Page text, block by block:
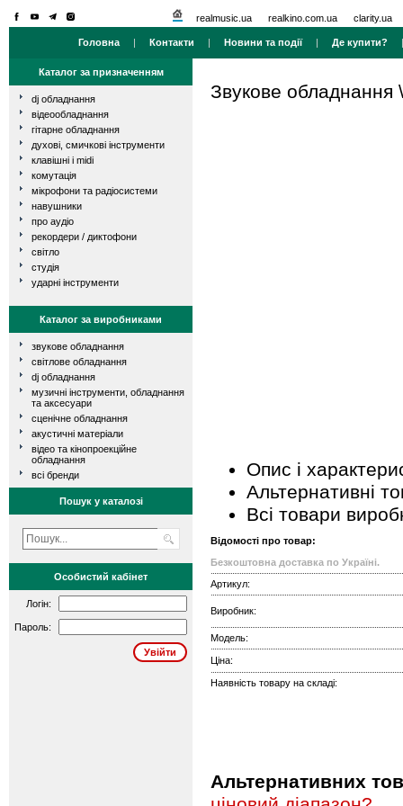
realmusic.ua realkino.com.ua clarity.ua
Головна | Контакти | Новини та події| Де купити?
Каталог за призначенням
dj обладнання
відеообладнання
гітарне обладнання
духові, смичкові інструменти
клавішні і midi
комутація
мікрофони та радіосистеми
навушники
про аудіо
рекордери / диктофони
світло
студія
ударні інструменти
Каталог за виробниками
звукове обладнання
світлове обладнання
dj обладнання
музичні інструменти, обладнання
та аксесуари
сценічне обладнання
акустичні матеріали
відео та кінопроекційне
обладнання
всі бренди
Пошук у каталозі
Особистий кабінет
Логін:
Пароль:
Звукове обладнання
Опис і
Альтернативні
Всі товари
Відомості про товар:
Безкоштовна доставка по Україні.
Артикул:
Виробник:
Модель:
Ціна:
Наявність товару на складі:
Альтернативних